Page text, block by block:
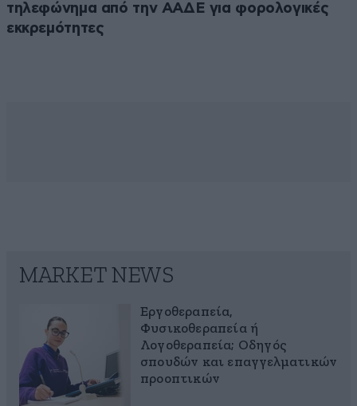
τηλεφώνημα από την ΑΑΔΕ για φορολογικές
εκκρεμότητες
MARKET NEWS
Εργοθεραπεία,
Φυσικοθεραπεία ή
Λογοθεραπεία; Οδηγός
σπουδών και επαγγελματικών
προοπτικών